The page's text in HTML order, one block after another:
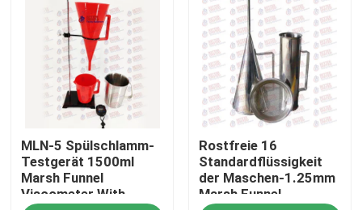
Startseite
Produkte
Über uns
Fabrik Tour
MLN-5 Spülschlamm-
Testgerät 1500ml
Marsh Funnel
Viscometer With
Rostfreie 16
Standardflüssigkeit
der Maschen-1.25mm
Marsh Funnel